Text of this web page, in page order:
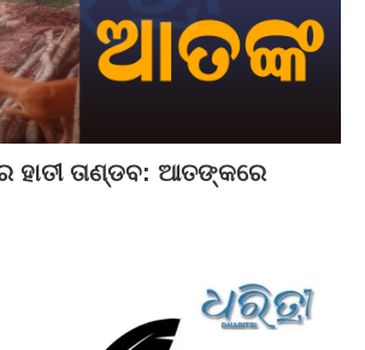
ହାତୀ ତାଣ୍ଡବ: ଆତଙ୍କରେ